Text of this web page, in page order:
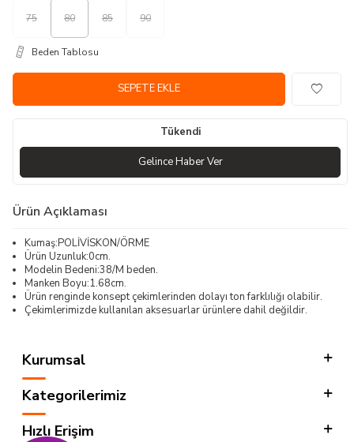
75 80 85 90
Beden Tablosu
SEPETE EKLE
Tükendi
Gelince Haber Ver
Ürün Açıklaması
Kumaş:POLİVİSKON/ÖRME
Ürün Uzunluk:0cm.
Modelin Bedeni:38/M beden.
Manken Boyu:1.68cm.
Ürün renginde konsept çekimlerinden dolayı ton farklılığı olabilir.
Çekimlerimizde kullanılan aksesuarlar ürünlere dahil değildir.
Kurumsal
Kategorilerimiz
Hızlı Erişim